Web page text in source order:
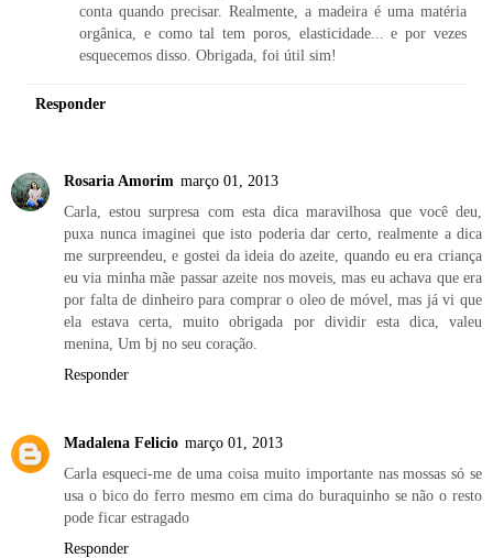
conta quando precisar. Realmente, a madeira é uma matéria
orgânica, e como tal tem poros, elasticidade... e por vezes
esquecemos disso. Obrigada, foi útil sim!
Responder
Rosaria Amorim março 01, 2013
Carla, estou surpresa com esta dica maravilhosa que você deu,
puxa nunca imaginei que isto poderia dar certo, realmente a dica
me surpreendeu, e gostei da ideia do azeite, quando eu era criança
eu via minha mãe passar azeite nos moveis, mas eu achava que era
por falta de dinheiro para comprar o oleo de móvel, mas já vi que
ela estava certa, muito obrigada por dividir esta dica, valeu
menina, Um bj no seu coração.
Responder
Madalena Felicio março 01, 2013
Carla esqueci-me de uma coisa muito importante nas mossas só se
usa o bico do ferro mesmo em cima do buraquinho se não o resto
pode ficar estragado
Responder